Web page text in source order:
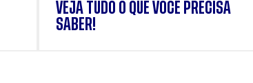
VEJA TUDO O QUE VOCÊ PRECISA
SABER!